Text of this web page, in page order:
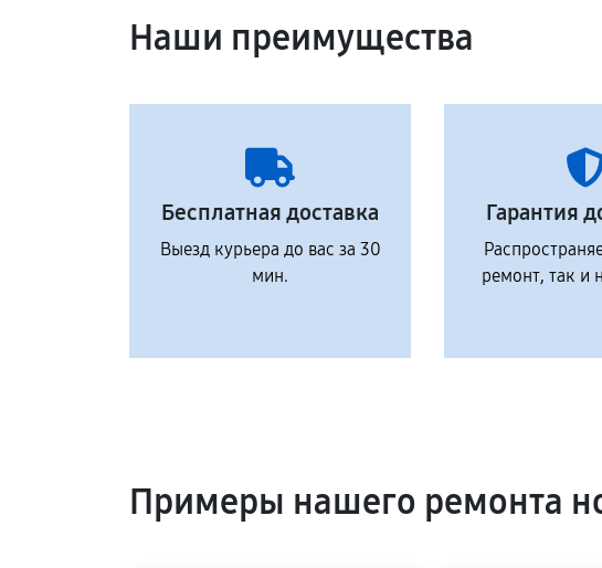
Наши преимущества
Бесплатная доставка
Выезд курьера до вас за 30
мин.
Гарантия
ремонт, так и
Примеры нашего ремонта